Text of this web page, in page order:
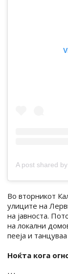
Во вторникот
улиците на
на јавноста.
на локални
пееја и
Ноќта кога